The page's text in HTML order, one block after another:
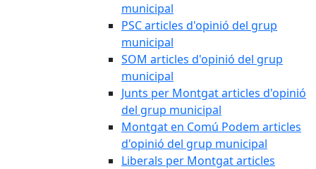
municipal
PSC articles d'opinió del grup
municipal
SOM articles d'opinió del grup
municipal
Junts per Montgat articles d'opinió
del grup municipal
Montgat en Comú Podem articles
d'opinió del grup municipal
Liberals per Montgat articles